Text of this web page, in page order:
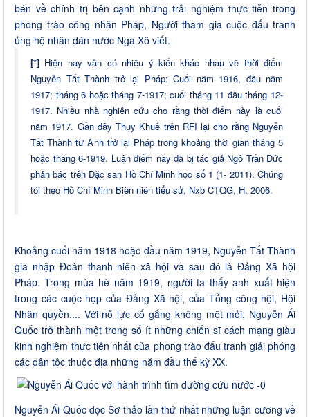
bén về chính trị bên cạnh những trải nghiệm thực tiễn trong
phong trào công nhân Pháp, Người tham gia cuộc đấu tranh
ủng hộ nhân dân nước Nga Xô viết.
[*] Hiện nay vẫn có nhiều ý kiến khác nhau về thời điểm
Nguyễn Tất Thành trở lại Pháp: Cuối năm 1916, đầu năm
1917; tháng 6 hoặc tháng 7-1917; cuối tháng 11 đầu tháng 12-
1917. Nhiều nhà nghiên cứu cho rằng thời điểm này là cuối
năm 1917. Gần đây Thụy Khuê trên RFI lại cho rằng Nguyễn
Tất Thành từ Anh trở lại Pháp trong khoảng thời gian tháng 5
hoặc tháng 6-1919. Luận điểm này đã bị tác giả Ngô Trần Đức
phản bác trên Đặc san Hồ Chí Minh học số 1 (1- 2011). Chúng
tôi theo Hồ Chí Minh Biên niên tiểu sử, Nxb CTQG, H, 2006.
Khoảng cuối năm 1918 hoặc đầu năm 1919, Nguyễn Tất Thành
gia nhập Đoàn thanh niên xã hội và sau đó là Đảng Xã hội
Pháp. Trong mùa hè năm 1919, người ta thấy anh xuất hiện
trong các cuộc họp của Đảng Xã hội, của Tổng công hội, Hội
Nhân quyền.... Với nỗ lực cố gắng không mệt mỏi, Nguyễn Ái
Quốc trở thành một trong số ít những chiến sĩ cách mạng giàu
kinh nghiệm thực tiễn nhất của phong trào đấu tranh giải phóng
các dân tộc thuộc địa những năm đầu thế kỷ XX.
Nguyễn Ái Quốc đọc Sơ thảo lần thứ nhất những luận cương về